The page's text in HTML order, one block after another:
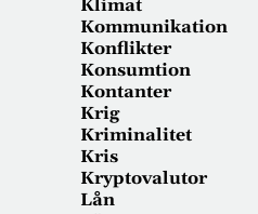
Klimat
Kommunikation
Konflikter
Konsumtion
Kontanter
Krig
Kriminalitet
Kris
Kryptovalutor
Lån